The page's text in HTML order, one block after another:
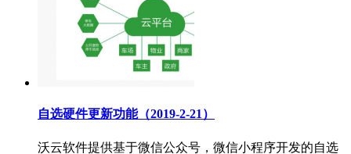
自选硬件更新功能（2019-2-21）
沃云软件提供基于微信公众号，微信小程序开发的自选